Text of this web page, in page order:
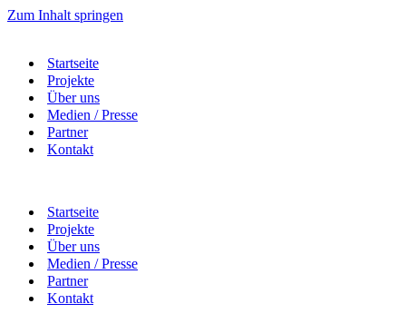
Zum Inhalt springen
Startseite
Projekte
Über uns
Medien / Presse
Partner
Kontakt
Startseite
Projekte
Über uns
Medien / Presse
Partner
Kontakt